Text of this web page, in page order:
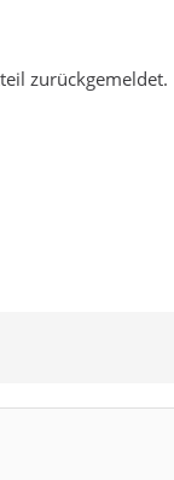
zurückgemeldet.